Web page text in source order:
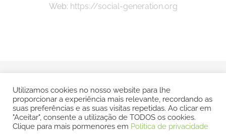
Web: https://social-generation.org
| Todos os direitos reservados | POWERED BYSMSP
Utilizamos cookies no nosso website para lhe
proporcionar a experiência mais relevante, recordando as
suas preferências e as suas visitas repetidas. Ao clicar em
"Aceitar", consente a utilização de TODOS os cookies.
Clique para mais pormenores em Politica de privacidade